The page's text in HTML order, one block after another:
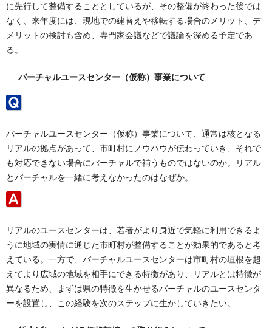
に先行して整備することとしているが、その整備が終わった後では
なく、来年度には、現地での建替えや移転する場合のメリット、デ
メリットの検討も含め、専門家会議などで議論を深める予定であ
る。
バーチャルユースセンター（仮称）事業について
バーチャルユースセンター（仮称）事業について、通常は核となる
リアルの拠点があって、市町村にノウハウが伝わっていき、それで
も対応できない場合にバーチャルで補うものではないのか。リアル
とバーチャルを一緒に考えなかったのはなぜか。
リアルのユースセンターは、若者がより身近で気軽に利用できるよ
うに地域の実情に通じた市町村が整備することが効果的であると考
えている。一方で、バーチャルユースセンターは市町村の垣根を超
えてより広域の地域を相手にできる特徴があり、リアルとは特徴が
異なるため、まずは県の特徴を生かせるバーチャルのユースセンタ
ーを設置し、この経験を次のステップに生かしていきたい。